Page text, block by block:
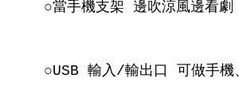
○當手機支架 邊吹涼風邊看劇
○USB 輸入/輸出口 可做手機